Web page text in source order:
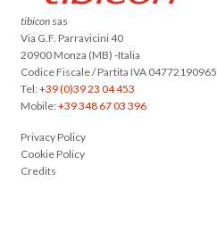
tibicon sas
Via G.F. Parravicini 40
20900 Monza (MB) -Italia
Codice Fiscale / Partita IVA 04772190965
Tel:+39 (0)39 23 04 453
Mobile:+39 348 67 03 396
Privacy Policy
Cookie Policy
Credits